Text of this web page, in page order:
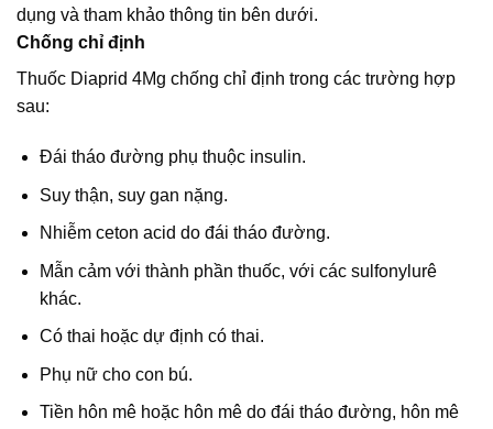
dụng và tham khảo thông tin bên dưới.
Chống chỉ định
Thuốc Diaprid 4Mg chống chỉ định trong các trường hợp
sau:
Đái tháo đường phụ thuộc insulin.
Suy thận, suy gan nặng.
Nhiễm ceton acid do đái tháo đường.
Mẫn cảm với thành phần thuốc, với các sulfonylurê
khác.
Có thai hoặc dự định có thai.
Phụ nữ cho con bú.
Tiền hôn mê hoặc hôn mê do đái tháo đường, hôn mê